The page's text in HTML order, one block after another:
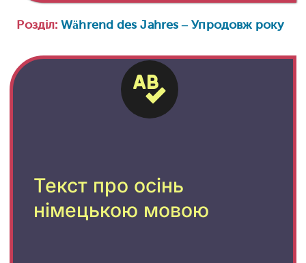
Розділ:Während des Jahres – Упродовж року
Текст про осінь
німецькою мовою